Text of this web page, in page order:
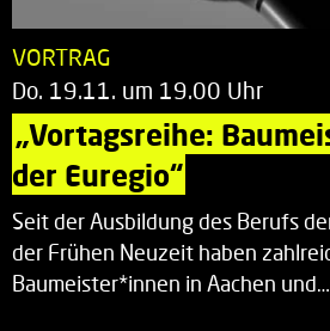
VORTRAG
Do. 19.11. um 19.00 Uhr
„Vortagsreihe:
der Euregio“
Seit der Ausbildung des Berufs
der Frühen Neuzeit haben
Baumeister*innen in Aachen und…